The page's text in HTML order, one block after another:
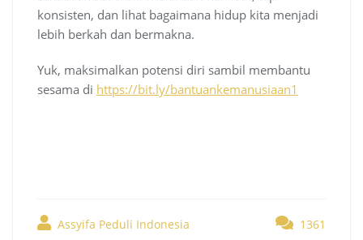
konsisten, dan lihat bagaimana hidup kita menjadi
lebih berkah dan bermakna.
Yuk, maksimalkan potensi diri sambil membantu
sesama di https://bit.ly/bantuankemanusiaan1
Assyifa Peduli Indonesia 1361